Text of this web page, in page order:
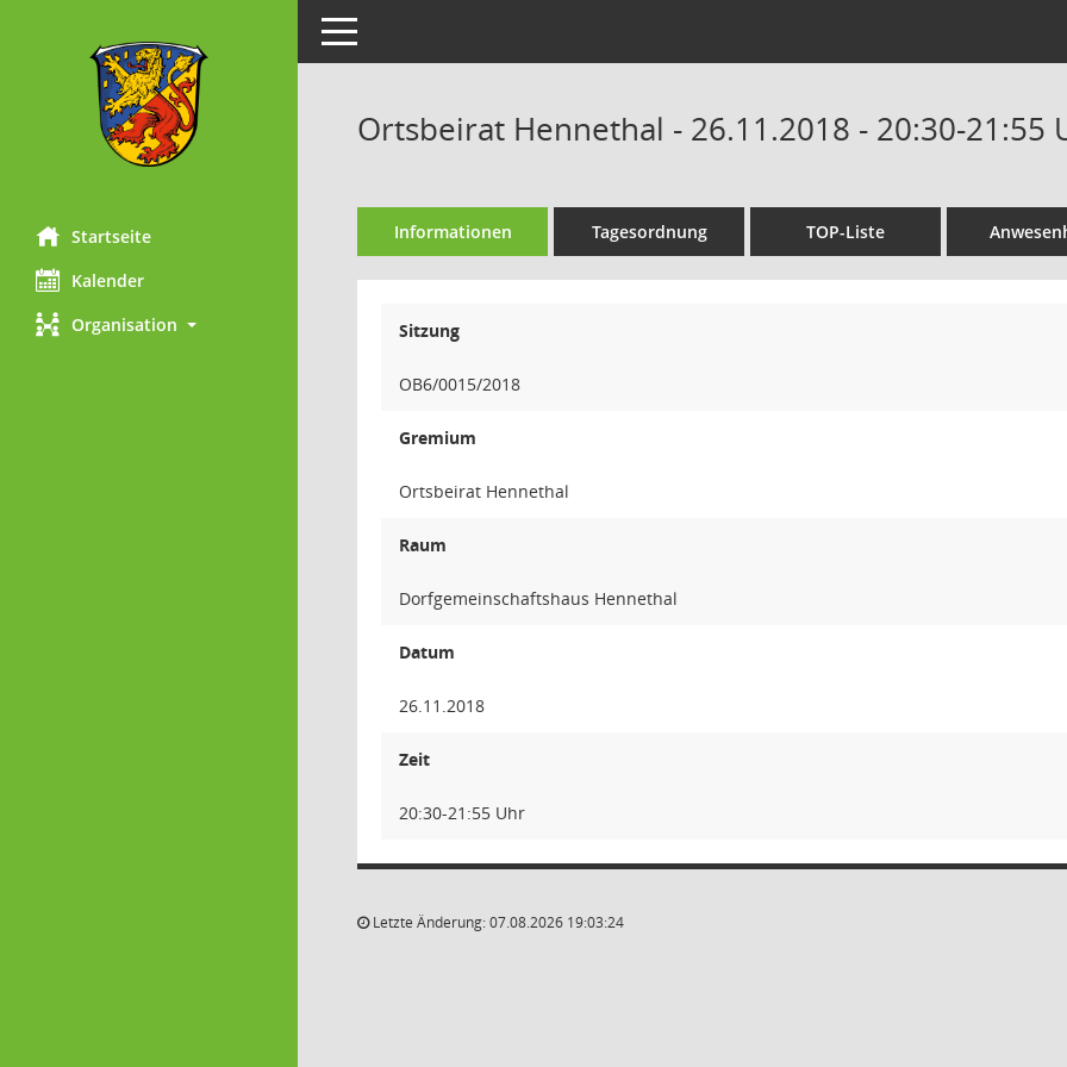
Startseite
Kalender
Organisation
Toggle navigation
Ortsbeirat Hennethal - 26.11.2018 - 20:30-21:55
Informationen Tagesordnung TOP-Liste
Sitzung
OB6/0015/2018
Gremium
Ortsbeirat Hennethal
Raum
Dorfgemeinschaftshaus Hennethal
Datum
26.11.2018
Zeit
20:30-21:55 Uhr
Letzte Änderung: 07.08.2026 19:03:24